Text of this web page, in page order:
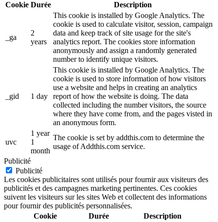
Cookie Durée Description
_ga
2
years
This cookie is installed by Google Analytics. The
cookie is used to calculate visitor, session, campaign
data and keep track of site usage for the site's
analytics report. The cookies store information
anonymously and assign a randomly generated
number to identify unique visitors.
_gid 1 day
This cookie is installed by Google Analytics. The
cookie is used to store information of how visitors
use a website and helps in creating an analytics
report of how the website is doing. The data
collected including the number visitors, the source
where they have come from, and the pages visted in
an anonymous form.
uvc
1 year
1
month
The cookie is set by addthis.com to determine the
usage of Addthis.com service.
Publicité
Publicité
Les cookies publicitaires sont utilisés pour fournir aux visiteurs des
publicités et des campagnes marketing pertinentes. Ces cookies
suivent les visiteurs sur les sites Web et collectent des informations
pour fournir des publicités personnalisées.
Cookie
Durée Description